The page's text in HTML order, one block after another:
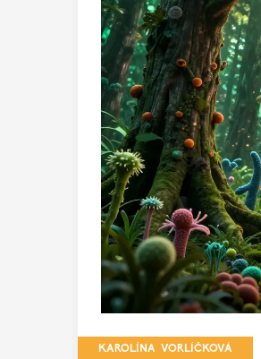
KAROLÍNA VORLÍČKOVÁ